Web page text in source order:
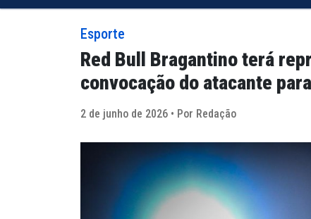
Esporte
Red Bull Bragantino terá
convocação do atacante
2 de junho de 2026 • Por Redação